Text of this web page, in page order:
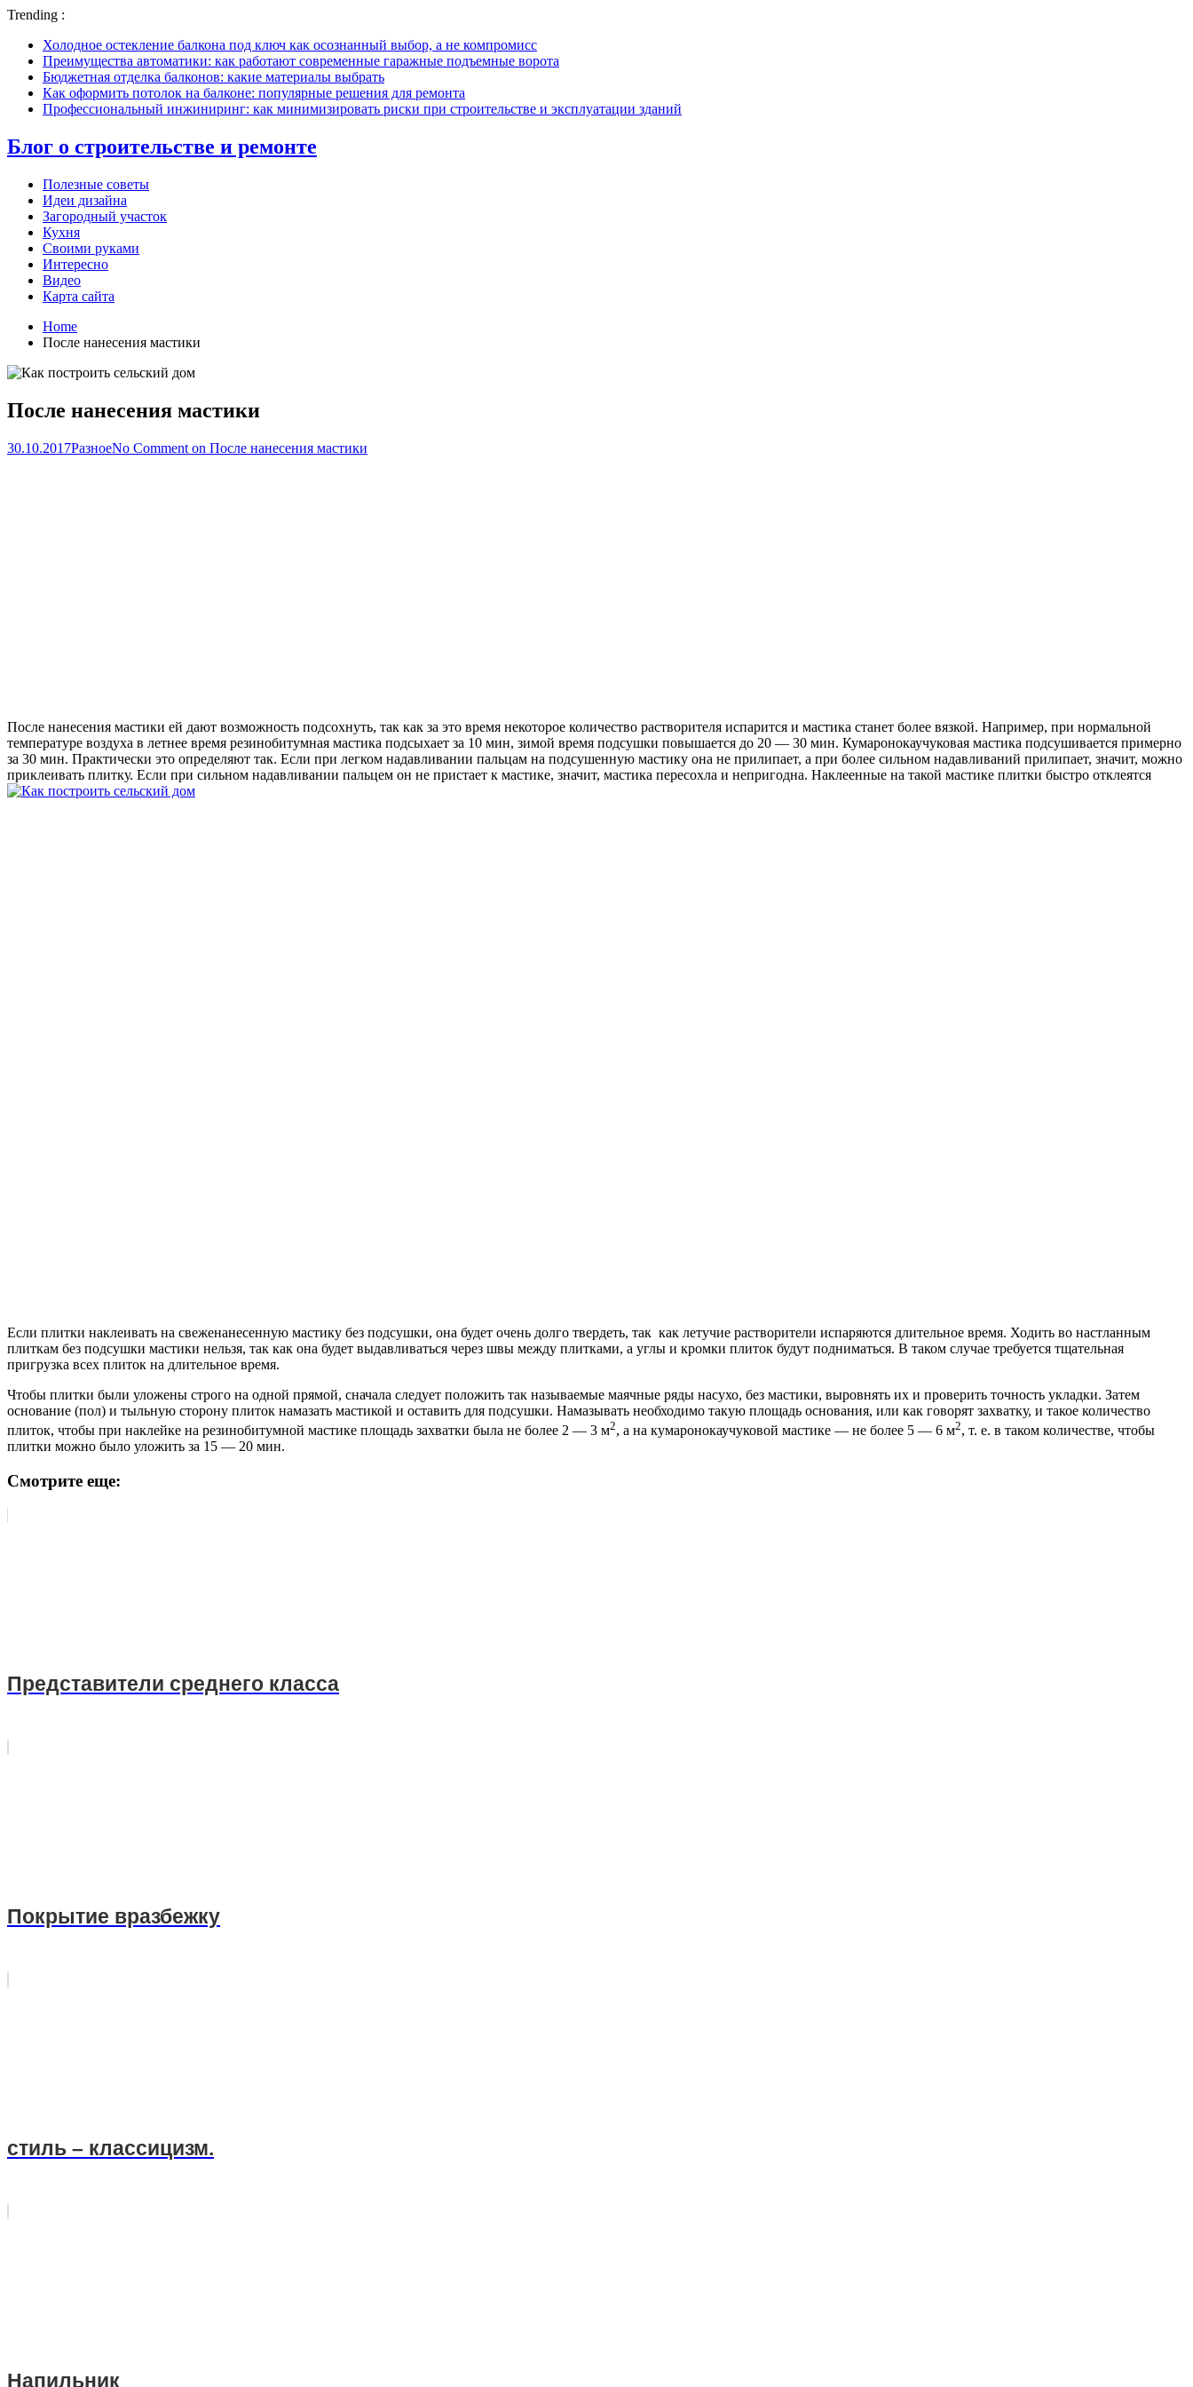
Trending :
Холодное остекление балкона под ключ как осознанный выбор, а не компромисс
Преимущества автоматики: как работают современные гаражные подъемные ворота
Бюджетная отделка балконов: какие материалы выбрать
Как оформить потолок на балконе: популярные решения для ремонта
Профессиональный инжиниринг: как минимизировать риски при строительстве и эксплуатации зданий
Блог о строительстве и ремонте
Полезные советы
Идеи дизайна
Загородный участок
Кухня
Своими руками
Интересно
Видео
Карта сайта
Home
После нанесения мастики
После нанесения мастики
30.10.2017РазноеNo Comment on После нанесения мастики
После нанесения мастики ей дают возможность подсохнуть, так как за это время некоторое количество растворителя испарится и мастика станет более вязкой. Например, при нормальной
температуре воздуха в летнее время резинобитумная мастика подсыхает за 10 мин, зимой время подсушки повышается до 20 — 30 мин. Кумаронокаучуковая мастика подсушивается примерно
за 30 мин. Практически это определяют так. Если при легком надавливании пальцам на подсушенную мастику она не прилипает, а при более сильном надавливаний прилипает, значит, можно
приклеивать плитку. Если при сильном надавливании пальцем он не пристает к мастике, значит, мастика пересохла и непригодна. Наклеенные на такой мастике плитки быстро отклеятся
Если плитки наклеивать на свеженанесенную мастику без подсушки, она будет очень долго твердеть, так как летучие растворители испаряются длительное время. Ходить во настланным
плиткам без подсушки мастики нельзя, так как она будет выдавливаться через швы между плитками, а углы и кромки плиток будут подниматься. В таком случае требуется тщательная
пригрузка всех плиток на длительное время.
Чтобы плитки были уложены строго на одной прямой, сначала следует положить так называемые маячные ряды насухо, без мастики, выровнять их и проверить точность укладки. Затем
основание (пол) и тыльную сторону плиток намазать мастикой и оставить для подсушки. Намазывать необходимо такую площадь основания, или как говорят захватку, и такое количество
плиток, чтобы при наклейке на резинобитумной мастике площадь захватки была не более 2 — 3 м2, а на кумаронокаучуковой мастике — не более 5 — 6 м2, т. е. в таком количестве, чтобы
плитки можно было уложить за 15 — 20 мин.
Смотрите еще:
Представители среднего класса
Покрытие вразбежку
стиль – классицизм.
Напильник